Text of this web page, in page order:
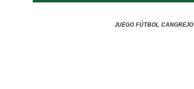
JUEGO FÚTBOL CANGREJO